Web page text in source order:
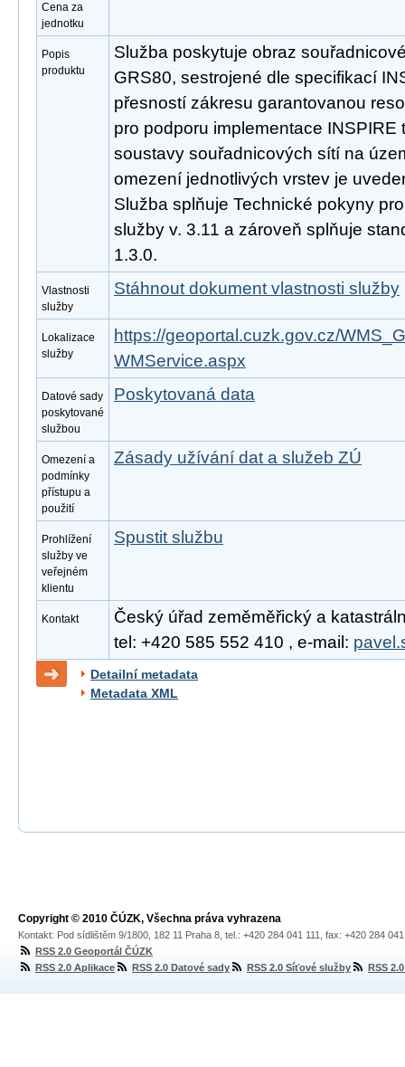
Cena za
jednotku
Popis
produktu
Služba poskytuje obraz
GRS80, sestrojené dle specifikací
přesností zákresu garantovanou
pro podporu implementace INSPIRE
soustavy souřadnicových sítí na
omezení jednotlivých vrstev je
Služba splňuje Technické pokyny
služby v. 3.11 a zároveň splňuje
1.3.0.
Vlastnosti
služby
Stáhnout dokument vlastnosti služby
Lokalizace
služby
https://geoportal.cuzk.gov.cz/
WMService.aspx
Datové sady
poskytované
službou
Poskytovaná data
Omezení a
podmínky
přístupu a
použití
Zásady užívání dat a služeb ZÚ
Prohlížení
služby ve
veřejném
klientu
Spustit službu
Kontakt
Český úřad zeměměřický a
tel: +420 585 552 410 , e-mail:
Detailní metadata
Metadata XML
Copyright © 2010 ČÚZK, Všechna práva vyhrazena
Kontakt: Pod sídlištěm 9/1800, 182 11 Praha 8, tel.: +420 284 041 111, fax: +420 284
RSS 2.0 Geoportál ČÚZK
RSS 2.0 Aplikace
RSS 2.0 Datové sady RSS 2.0 Síťové služby RSS